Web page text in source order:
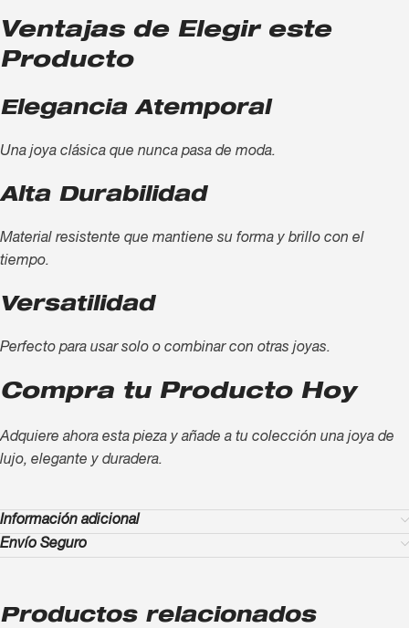
Ventajas de Elegir este
Producto
Elegancia Atemporal
Una joya clásica que nunca pasa de moda.
Alta Durabilidad
Material resistente que mantiene su forma y brillo con el
tiempo.
Versatilidad
Perfecto para usar solo o combinar con otras joyas.
Compra tu Producto Hoy
Adquiere ahora esta pieza y añade a tu colección una joya de
lujo, elegante y duradera.
Información adicional
Envío Seguro
Productos relacionados